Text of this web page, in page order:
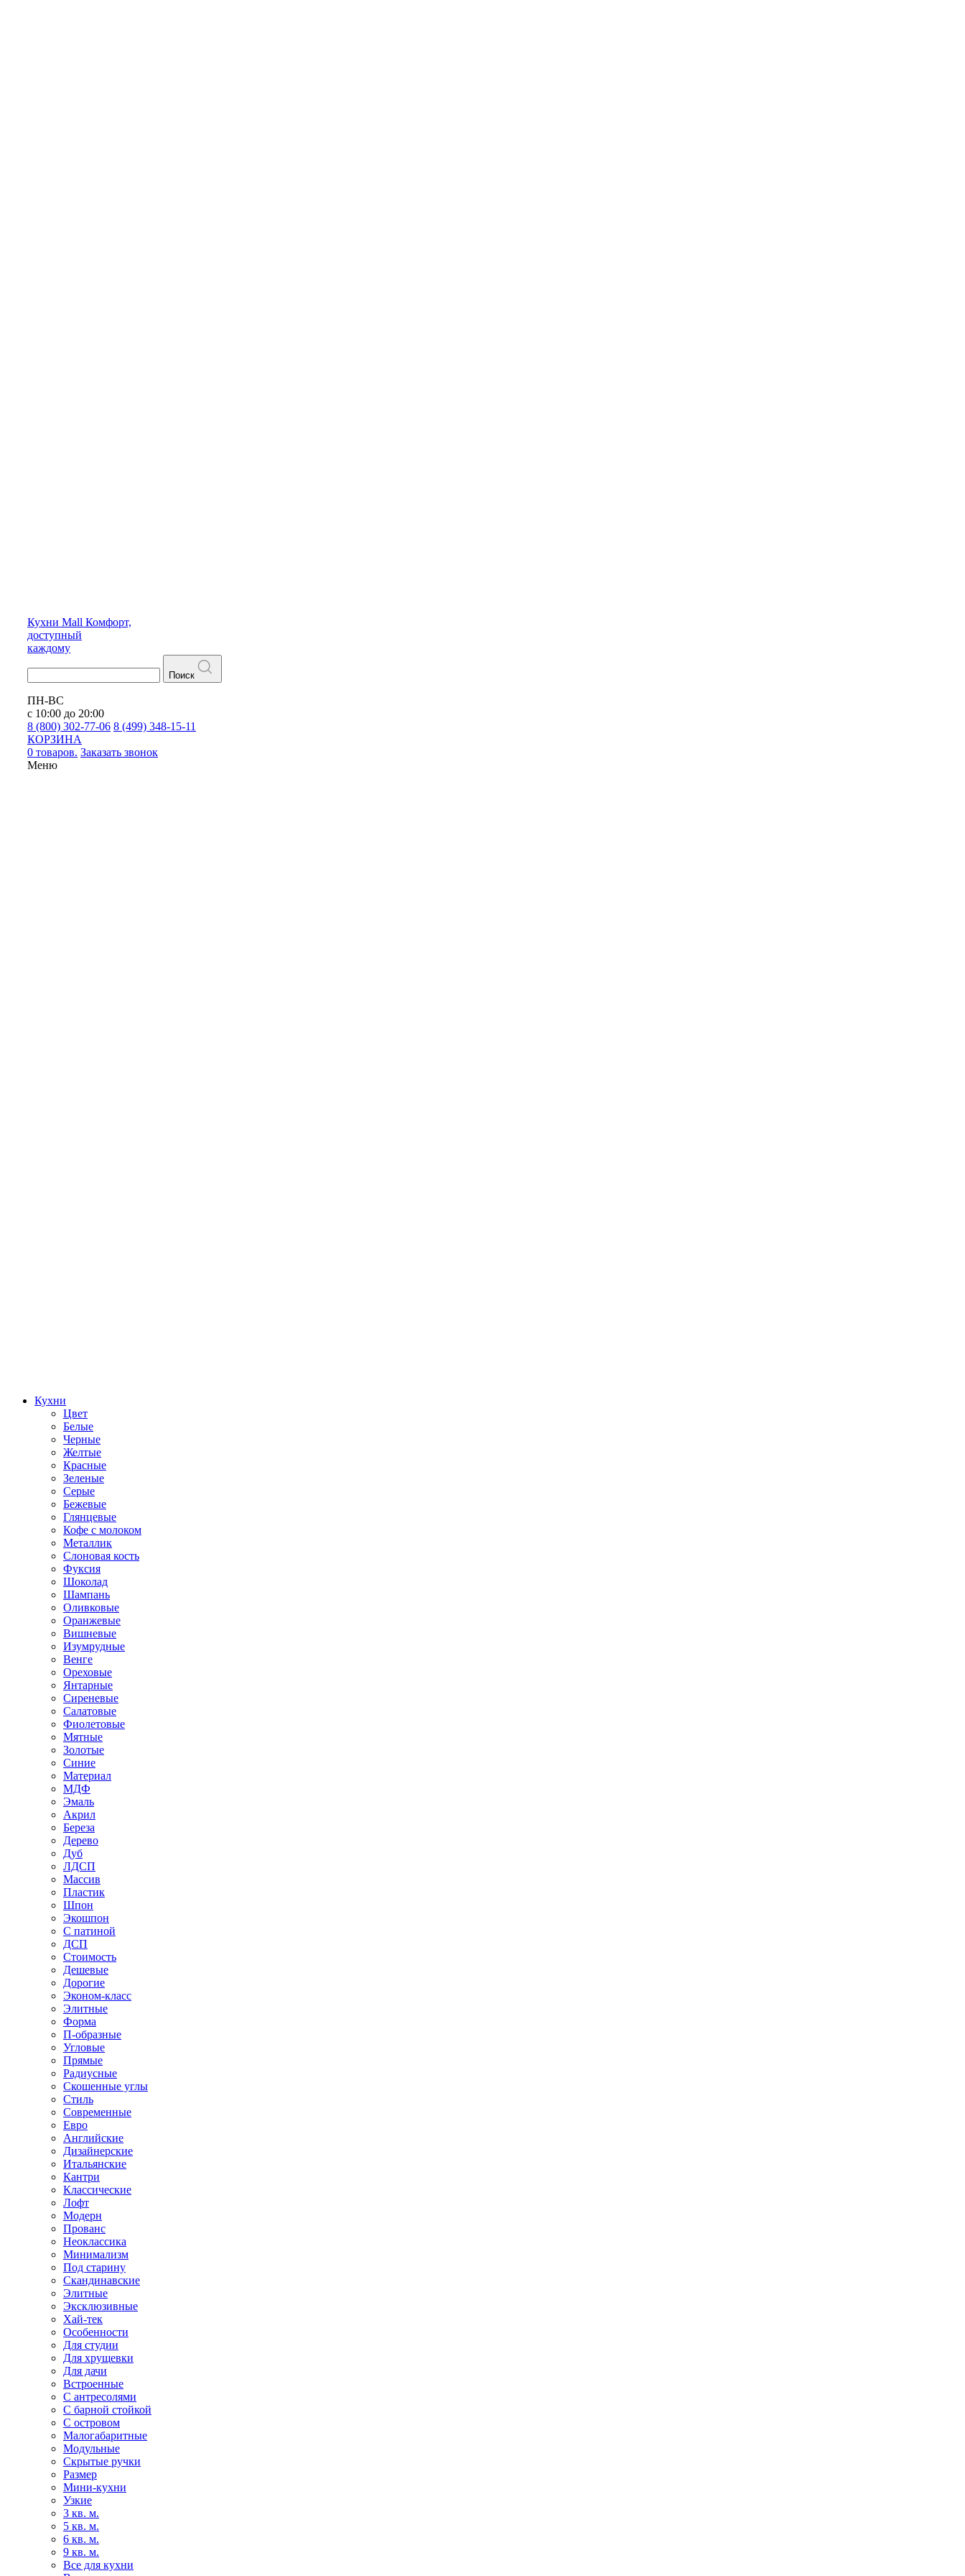
Кухни Mall Комфорт,
доступный
каждому
Поиск
ПН-ВС
с 10:00 до 20:00
8 (800) 302-77-06 8 (499) 348-15-11
КОРЗИНА
0 товаров. Заказать звонок
Меню
Кухни
Цвет
Белые
Черные
Желтые
Красные
Зеленые
Серые
Бежевые
Глянцевые
Кофе с молоком
Металлик
Слоновая кость
Фуксия
Шоколад
Шампань
Оливковые
Оранжевые
Вишневые
Изумрудные
Венге
Ореховые
Янтарные
Сиреневые
Салатовые
Фиолетовые
Мятные
Золотые
Синие
Материал
МДФ
Эмаль
Акрил
Береза
Дерево
Дуб
ЛДСП
Массив
Пластик
Шпон
Экошпон
С патиной
ДСП
Стоимость
Дешевые
Дорогие
Эконом-класс
Элитные
Форма
П-образные
Угловые
Прямые
Радиусные
Скошенные углы
Стиль
Современные
Евро
Английские
Дизайнерские
Итальянские
Кантри
Классические
Лофт
Модерн
Прованс
Неоклассика
Минимализм
Под старину
Скандинавские
Элитные
Эксклюзивные
Хай-тек
Особенности
Для студии
Для хрущевки
Для дачи
Встроенные
С антресолями
С барной стойкой
С островом
Малогабаритные
Модульные
Скрытые ручки
Размер
Мини-кухни
Узкие
3 кв. м.
5 кв. м.
6 кв. м.
9 кв. м.
Все для кухни